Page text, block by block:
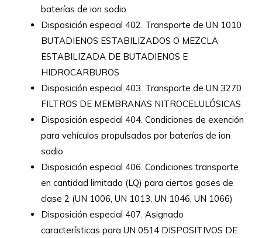
baterías de ion sodio
Disposición especial 402. Transporte de UN 1010
BUTADIENOS ESTABILIZADOS O MEZCLA
ESTABILIZADA DE BUTADIENOS E
HIDROCARBUROS
Disposición especial 403. Transporte de UN 3270
FILTROS DE MEMBRANAS NITROCELULÓSICAS
Disposición especial 404. Condiciones de exención
para vehículos propulsados por baterías de ion
sodio
Disposición especial 406. Condiciones transporte
en cantidad limitada (LQ) para ciertos gases de
clase 2 (UN 1006, UN 1013, UN 1046, UN 1066)
Disposición especial 407. Asignado
características para UN 0514 DISPOSITIVOS DE